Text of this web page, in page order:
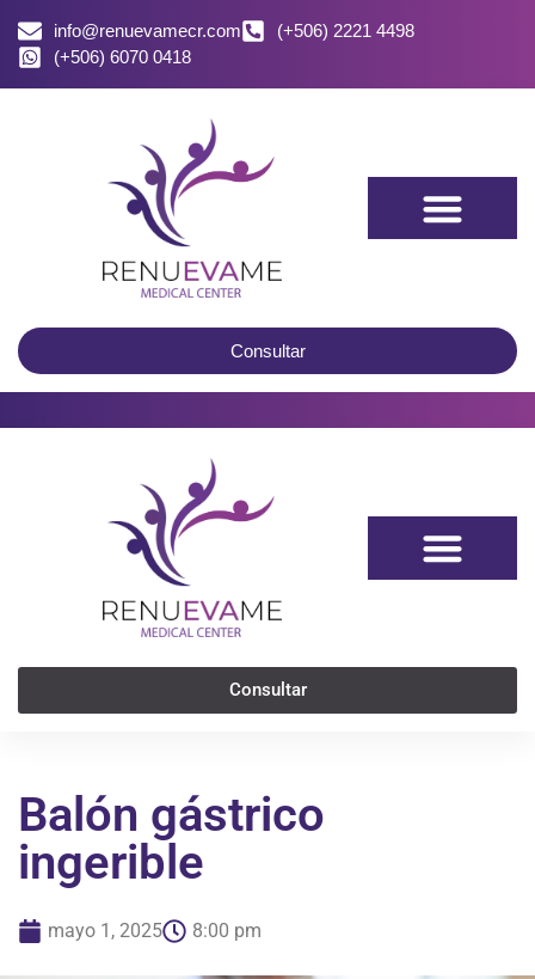
info@renuevamecr.com
(+506) 2221 4498
(+506) 6070 0418
Consultar
Consultar
Balón gástrico
ingerible
mayo 1, 2025 8:00 pm